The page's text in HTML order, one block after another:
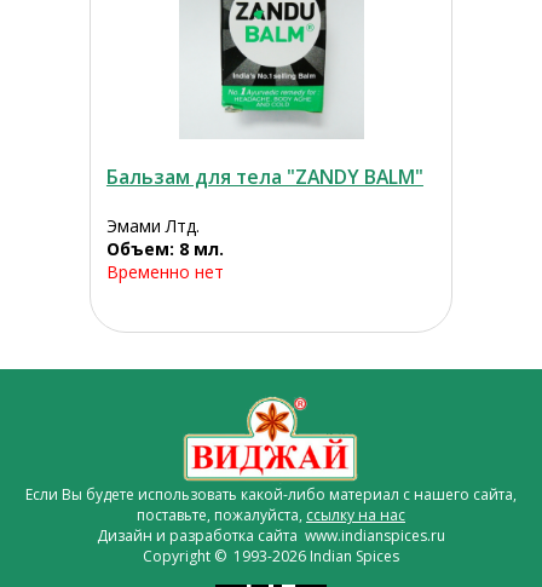
Бальзам для тела "ZANDY BALM"
Эмами Лтд.
Объем: 8 мл.
Временно нет
Если Вы будете использовать какой-либо материал с нашего сайта,
поставьте, пожалуйста, ссылку на нас
Дизайн и разработка сайта www.indianspices.ru
Copyright © 1993-2026 Indian Spices